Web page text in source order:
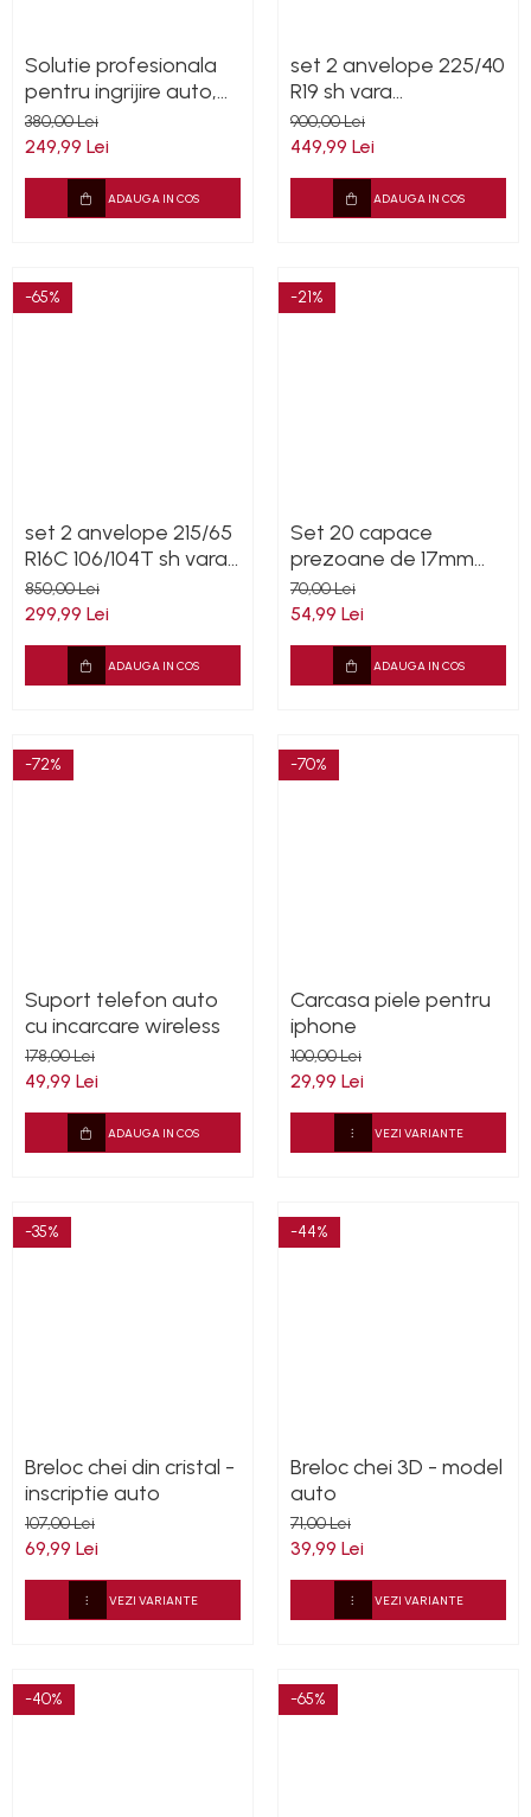
Solutie profesionala
pentru ingrijire auto,
Dressing interior auto,
5L
380,00 Lei
249,99 Lei
ADAUGA IN COS
set 2 anvelope 225/40
R19 sh vara
Bridgestone 5.5mm cu
garantie
900,00 Lei
449,99 Lei
ADAUGA IN COS
-65%
set 2 anvelope 215/65
R16C 106/104T sh vara
Goodyear 7mm cu
garantie
850,00 Lei
299,99 Lei
ADAUGA IN COS
-21%
Set 20 capace
prezoane de 17mm
plus cheie de scos
capacele, rosii
70,00 Lei
54,99 Lei
ADAUGA IN COS
-72%
Suport telefon auto
cu incarcare wireless
178,00 Lei
49,99 Lei
ADAUGA IN COS
-70%
Carcasa piele pentru
iphone
100,00 Lei
29,99 Lei
VEZI VARIANTE
-35%
Breloc chei din cristal -
inscriptie auto
107,00 Lei
69,99 Lei
VEZI VARIANTE
-44%
Breloc chei 3D - model
auto
71,00 Lei
39,99 Lei
VEZI VARIANTE
-40% -65%